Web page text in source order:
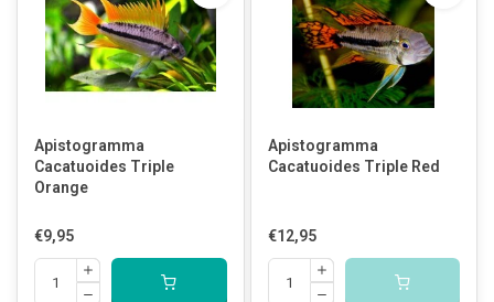
Apistogramma
Cacatuoides Triple
Orange
€9,95
Apistogramma
Cacatuoides Triple Red
€12,95